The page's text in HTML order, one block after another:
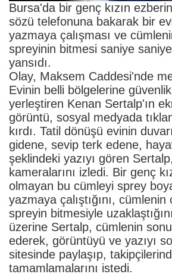
Bursa'da bir genç kızın
sözü telefonuna bakarak bir
yazmaya çalışması ve
spreyinin bitmesi saniye
yansıdı.
Olay, Maksem Caddesi'nde
Evinin belli bölgelerine
yerleştiren Kenan Sertalp'ın
görüntü, sosyal medyada
kırdı. Tatil dönüşü evinin
gidene, sevip terk edene,
şeklindeki yazıyı gören
kameralarını izledi. Bir genç
olmayan bu cümleyi sprey
yazmaya çalıştığını, cümlenin
spreyin bitmesiyle
üzerine Sertalp, cümlenin
ederek, görüntüyü ve yazıyı
sitesinde paylaşıp,
tamamlamalarını istedi.